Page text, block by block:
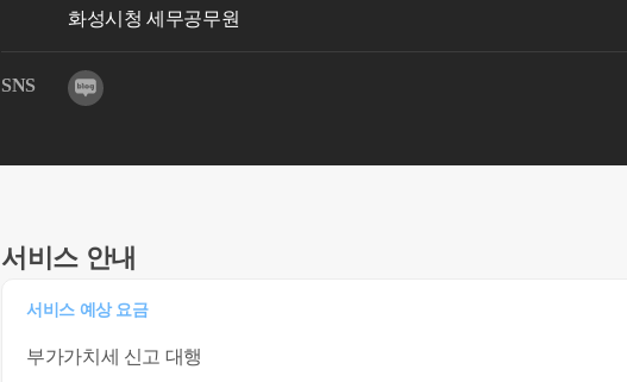
화성시청 세무공무원
SNS
서비스 안내
서비스 예상 요금
부가가치세 신고 대행